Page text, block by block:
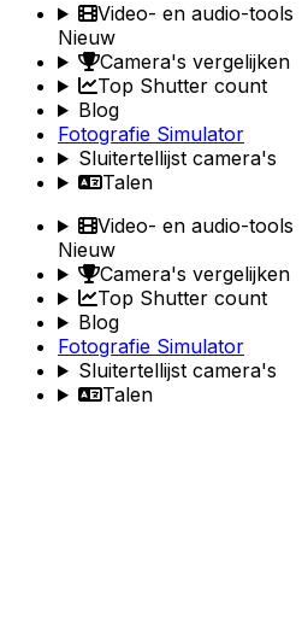
Video- en audio-tools
Nieuw
Camera's vergelijken
Top Shutter count
Blog
Fotografie Simulator
Sluitertellijst camera's
Talen
Video- en audio-tools
Nieuw
Camera's vergelijken
Top Shutter count
Blog
Fotografie Simulator
Sluitertellijst camera's
Talen